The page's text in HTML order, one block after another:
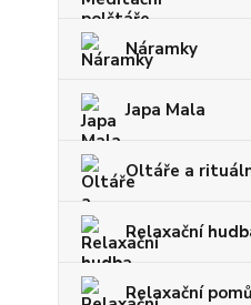
Náramky
Japa Mala
Oltáře a
Relaxační
Relaxační